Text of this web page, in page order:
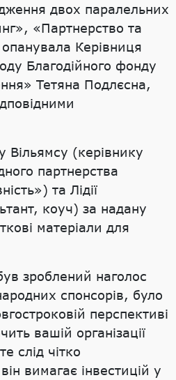
двох паралельних
«Партнерство та
Керівниця
Благодійного фонду
Тетяна Подлєсна,
Вільямсу (керівнику
партнерства
та Лідії
коуч) за надану
матеріали для
зроблений наголос
спонсорів, було
перспективі
вашій організації
слід чітко
вимагає інвестицій у